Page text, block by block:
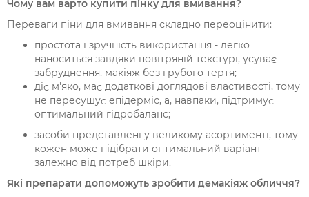
Чому вам варто купити пінку для вмивання?
Переваги піни для вмивання складно переоцінити:
простота і зручність використання - легко
наноситься завдяки повітряній текстурі, усуває
забруднення, макіяж без грубого тертя;
діє м'яко, має додаткові доглядові властивості, тому
не пересушує епідерміс, а, навпаки, підтримує
оптимальний гідробаланс;
засоби представлені у великому асортименті, тому
кожен може підібрати оптимальний варіант
залежно від потреб шкіри.
Які препарати допоможуть зробити демакіяж обличчя?